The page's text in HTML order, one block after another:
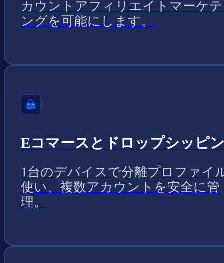
カウントアフィリエイトマーケ
ングを可能にします。
Eコマースとドロップシッピ
1台のデバイスで分離プロファイ
使い、複数アカウントを安全に管
理。